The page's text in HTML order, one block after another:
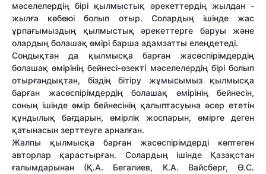
мәселелердің бірі қылмыстық әрекеттердің жылдан -
жылға көбеюі болып отыр. Солардың ішінде жас
ұрпағымыздың қылмыстық әрекеттерге баруы және
олардың болашақ өмірі барша адамзатты елеңдетеді.
Сондықтан да қылмысқа барған жасөспірімдердің
болашақ өмірінің бейнесі-өзекті мәселелердің бірі болып
отырғандықтан, біздің бітіру жұмысымыз қылмысқа
барған жасөспірімдердің болашақ өмірінің бейнесін,
соның ішінде өмір бейнесінің қалыптасуына әсер ететін
құндылық бағдарын, өмірлік жоспарын, өмірге деген
қатынасын зерттеуге арналған.
Жалпы қылмысқа барған жасөспірімдерді көптеген
авторлар қарастырған. Солардың ішінде Қазақстан
ғалымдарынан (Қ.А. Бегалиев, К.А. Вайсберг, Ө.С.